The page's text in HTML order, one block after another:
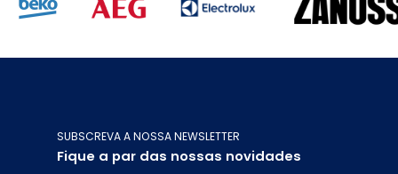
SUBSCREVA A NOSSA NEWSLETTER
Fique a par das nossas novidades